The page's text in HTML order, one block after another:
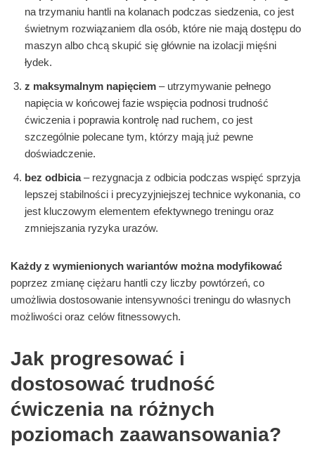
na trzymaniu hantli na kolanach podczas siedzenia, co jest
świetnym rozwiązaniem dla osób, które nie mają dostępu do
maszyn albo chcą skupić się głównie na izolacji mięśni
łydek.
z maksymalnym napięciem – utrzymywanie pełnego
napięcia w końcowej fazie wspięcia podnosi trudność
ćwiczenia i poprawia kontrolę nad ruchem, co jest
szczególnie polecane tym, którzy mają już pewne
doświadczenie.
bez odbicia– rezygnacja z odbicia podczas wspięć sprzyja
lepszej stabilności i precyzyjniejszej technice wykonania, co
jest kluczowym elementem efektywnego treningu oraz
zmniejszania ryzyka urazów.
Każdy z wymienionych wariantów można modyfikować
poprzez zmianę ciężaru hantli czy liczby powtórzeń, co
umożliwia dostosowanie intensywności treningu do własnych
możliwości oraz celów fitnessowych.
Jak progresować i
dostosować trudność
ćwiczenia na różnych
poziomach zaawansowania?